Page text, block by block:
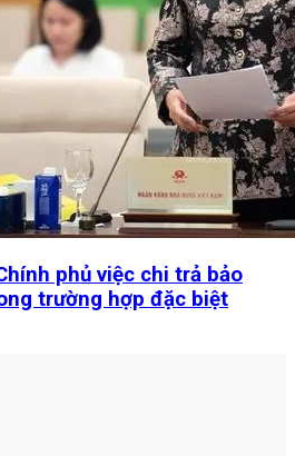
phủ việc chi trả bảo
trường hợp đặc biệt